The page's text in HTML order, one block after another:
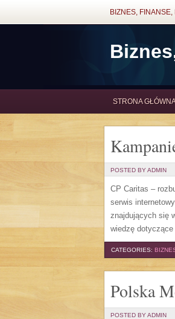
BIZNES,
STRONA
POSTED BY ADMIN
CP Caritas –
serwis
znajdujących się
wiedzę
CATEGORIES:
Polska
POSTED BY ADMIN